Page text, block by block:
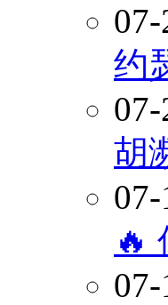
07-
约
07-
胡
07-
🔥